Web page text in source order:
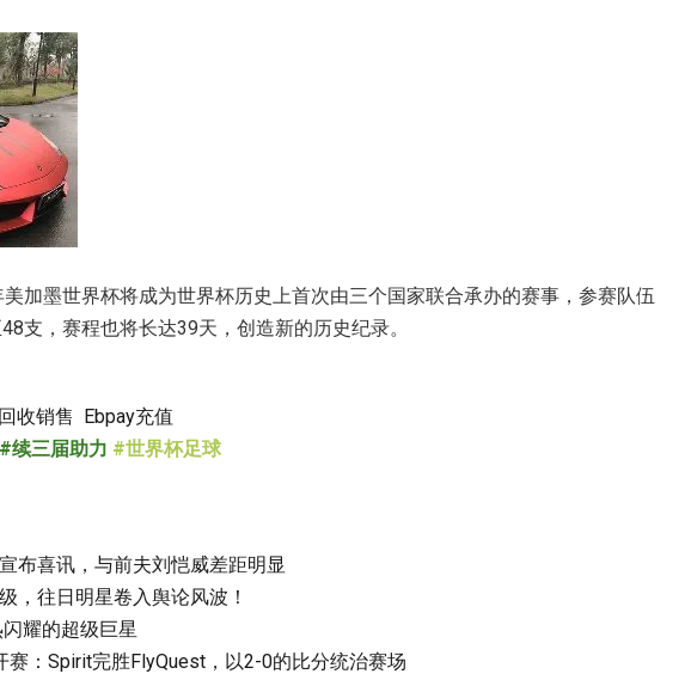
加墨世界杯将成为世界杯历史上首次由三个国家联合承办的赛事，参赛队伍
支，赛程也将长达39天，创造新的历史纪录。
收销售 Ebpay充值
#续三届助力 #世界杯足球
布喜讯，与前夫刘恺威差距明显
，往日明星卷入舆论风波！
耀的超级巨星
赛：Spirit完胜FlyQuest，以2-0的比分统治赛场